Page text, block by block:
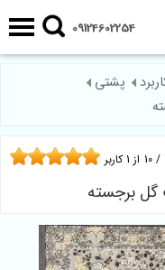
09124602254
پشتی
10 / از 1کاربر